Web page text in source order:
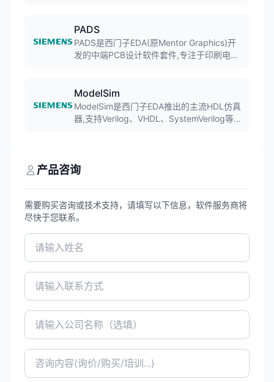
板设计等功能，全球累计注册用户超533
万，助力硬件项目设计超3555万。
PADS
PADS是西门子EDA(原Mentor Graphics)开
发的中端PCB设计软件套件,专注于印刷电路
流程化设计著称,在企业环境中应用广泛。
ModelSim
ModelSim是西门子EDA推出的主流HDL仿真
器,支持Verilog、VHDL、SystemVerilog等硬
产品咨询
需要购买咨询或技术支持，请填写以下信息，软件服务商将
尽快于您联系。